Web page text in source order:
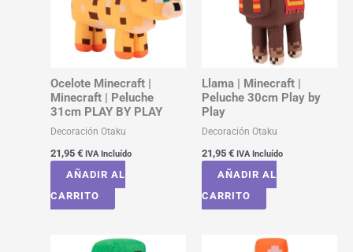
Ocelote Minecraft |
Minecraft | Peluche
31cm PLAY BY PLAY
Decoración Otaku
21,95 € IVA Incluído
AÑADIR AL
CARRITO
Llama | Minecraft |
Peluche 30cm Play by
Play
Decoración Otaku
21,95 € IVA Incluído
AÑADIR AL
CARRITO